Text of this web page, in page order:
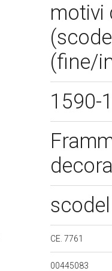
motivi
(fine/
1590-
CE. 7761
00445083